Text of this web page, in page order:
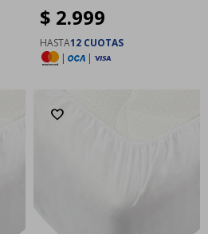
Dreamzone
$ 2.999
HASTA12 CUOTAS
|
|